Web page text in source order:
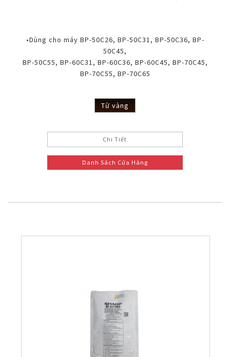
•Dùng cho máy BP-50C26, BP-50C31, BP-50C36, BP-
50C45,
BP-50C55, BP-60C31, BP-60C36, BP-60C45, BP-70C45,
BP-70C55, BP-70C65
Từ vàng
Chi Tiết
Danh Sách Cửa Hàng